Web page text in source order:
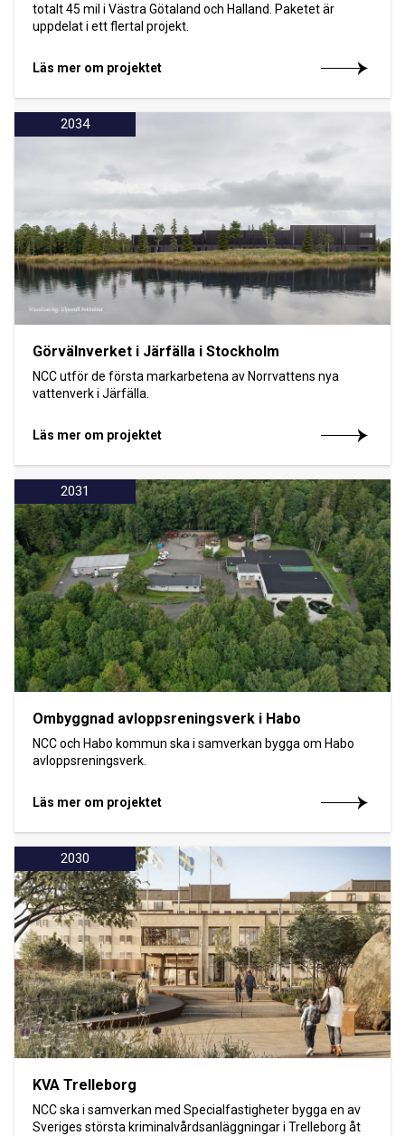
totalt 45 mil i Västra Götaland och Halland. Paketet är
uppdelat i ett flertal projekt.
Läs mer om projektet
2034
Görvälnverket i Järfälla i Stockholm
NCC utför de första markarbetena av Norrvattens nya
vattenverk i Järfälla.
Läs mer om projektet
2031
Ombyggnad avloppsreningsverk i Habo
NCC och Habo kommun ska i samverkan bygga om Habo
avloppsreningsverk.
Läs mer om projektet
2030
KVA Trelleborg
NCC ska i samverkan med Specialfastigheter bygga en av
Sveriges största kriminalvårdsanläggningar i Trelleborg åt